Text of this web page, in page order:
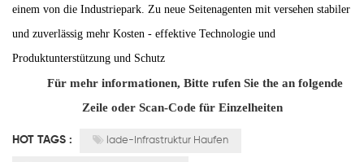
einem von die Industriepark. Zu neue Seitenagenten mit versehen stabiler
und zuverlässig mehr Kosten - effektive Technologie und
Produktunterstützung und Schutz
Für mehr informationen, Bitte rufen Sie the an folgende
Zeile oder Scan-Code für Einzelheiten
HOT TAGS : lade-Infrastruktur Haufen